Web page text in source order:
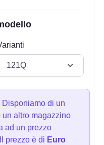
Disponiamo di un
un altro magazzino
ad un prezzo
prezzo è di Euro